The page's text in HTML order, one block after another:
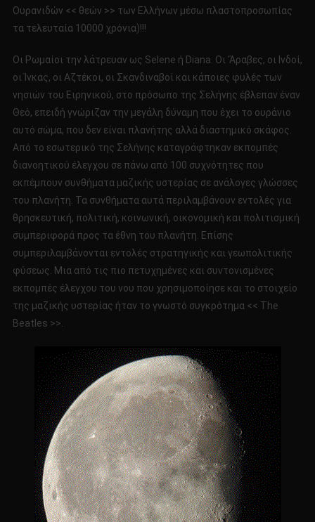
Ουρανιδών << θεών >> των Ελλήνων μέσω πλαστοπροσωπίας
τα τελευταία 10000 χρόνια)!!!
Οι Ρωμαίοι την λάτρευαν ως Selene ή Diana. Οι ‘Άραβες, οι Ινδοί,
οι Ίνκας, οι Αζτέκοι, οι Σκανδιναβοί και κάποιες φυλές των
νησιών του Ειρηνικού, στο πρόσωπο της Σελήνης έβλεπαν έναν
Θεό, επειδή γνώριζαν την μεγάλη δύναμη που έχει το ουράνιο
αυτό σώμα, που δεν είναι πλανήτης αλλά διαστημικό σκάφος.
Από το εσωτερικό της Σελήνης καταγράφτηκαν εκπομπές
διανοητικού έλεγχου σε πάνω από 100 συχνότητες που
εκπέμπουν συνθήματα μαζικής υστερίας σε ανάλογες γλώσσες
του πλανήτη. Τα συνθήματα αυτά περιλαμβάνουν εντολές για
θρησκευτική, πολιτική, κοινωνική, οικονομική και πολιτισμική
συμπεριφορά προς τα έθνη του πλανήτη. Επίσης
συμπεριλαμβάνονται εντολές στρατηγικής και γεωπολιτικής
φύσεως. Μια από τις πιο πετυχημένες και συντονισμένες
εκπομπές έλεγχου του νου που χρησιμοποίησε και το στοιχείο
της μαζικής υστερίας ήταν το γνωστό συγκρότημα << The
Beatles >>.